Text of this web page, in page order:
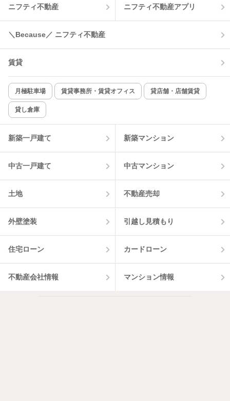
温水洗浄便座 オートロック
コンロ2口以上
新着のみ インターネット無料
該当件数:
物件一覧に反映
ニフティ不動産 ニフティ不動産アプリ
＼Because／ ニフティ不動産
賃貸
月極駐車場 賃貸事務所・賃貸オフィス 貸店舗・店舗賃貸
貸し倉庫
新築一戸建て 新築マンション
中古一戸建て 中古マンション
土地 不動産売却
外壁塗装 引越し見積もり
住宅ローン カードローン
不動産会社情報 マンション情報